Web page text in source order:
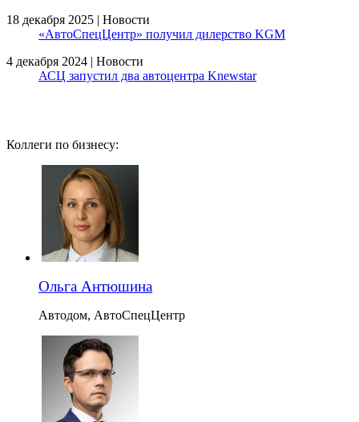
18 декабря 2025 | Новости
«АвтоСпецЦентр» получил дилерство KGM
4 декабря 2024 | Новости
АСЦ запустил два автоцентра Knewstar
Коллеги по бизнесу:
Ольга Антюшина
Автодом, АвтоСпецЦентр